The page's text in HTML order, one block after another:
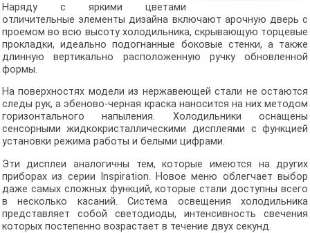
Наряду с яркими цветами
отличительные элементы дизайна включают арочную дверь с
проемом во всю высоту холодильника, скрывающую торцевые
прокладки, идеально подогнанные боковые стенки, а также
длинную вертикально расположенную ручку обновленной
формы.
На поверхностях модели из нержавеющей стали не остаются
следы рук, а эбеново-черная краска наносится на них методом
горизонтального напыления. Холодильники оснащены
сенсорными жидкокристаллическими дисплеями с функцией
установки режима работы и белыми цифрами.
Эти дисплеи аналогичны тем, которые имеются на других
приборах из серии Inspiration. Новое меню облегчает выбор
даже самых сложных функций, которые стали доступны всего
в несколько касаний. Система освещения холодильника
представляет собой светодиоды, интенсивность свечения
которых постепенно возрастает в течение двух секунд.